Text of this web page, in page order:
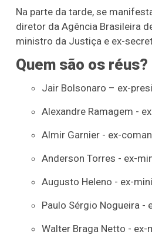
Na parte da tarde, se
diretor da Agência Brasileira
ministro da Justiça e ex-
Quem são os réus?
Jair Bolsonaro – ex-
Alexandre Ramagem -
Almir Garnier - ex-
Anderson Torres - ex-
Augusto Heleno - ex-
Paulo Sérgio Nogueira -
Walter Braga Netto -